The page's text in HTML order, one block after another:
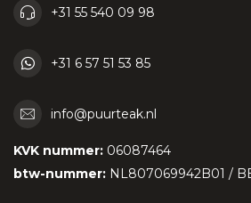
+31 55 540 09 98
+31 6 57 51 53 85
info@puurteak.nl
KVK nummer: 06087464
btw-nummer: NL807069942B01 /